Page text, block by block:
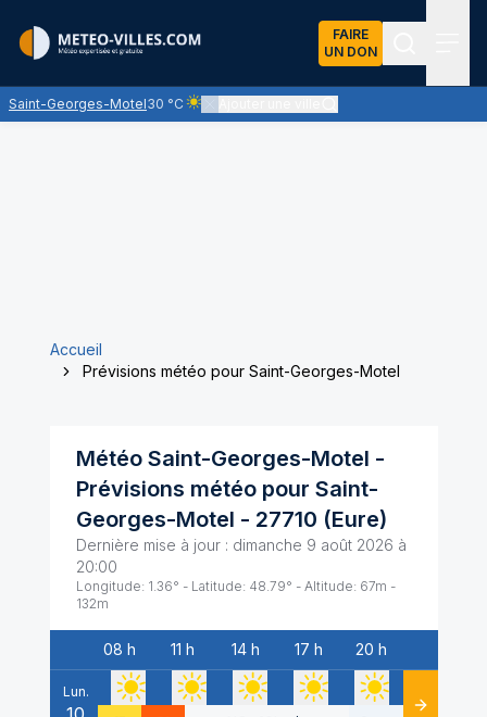
FAIRE
UN DON
Saint-Georges-Motel30 °C
Ciel clair - quasiment pas de nuages et un
Accueil
Prévisions météo pour Saint-Georges-Motel
Météo Saint-Georges-Motel -
Prévisions météo pour Saint-
Georges-Motel - 27710 (Eure)
Dernière mise à jour : dimanche 9 août 2026 à
20:00
Longitude: 1.36° - Latitude: 48.79° - Altitude: 67m -
132m
Date
08 h 11 h 14 h 17 h 20 h
Lun.